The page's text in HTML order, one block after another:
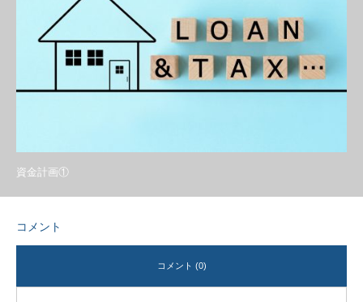
資金計画①
コメント
コメント (0)